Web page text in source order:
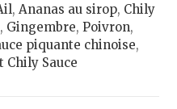
,Ananas au sirop, Chily
, Gingembre,Poivron,
piquante chinoise,
Chily Sauce